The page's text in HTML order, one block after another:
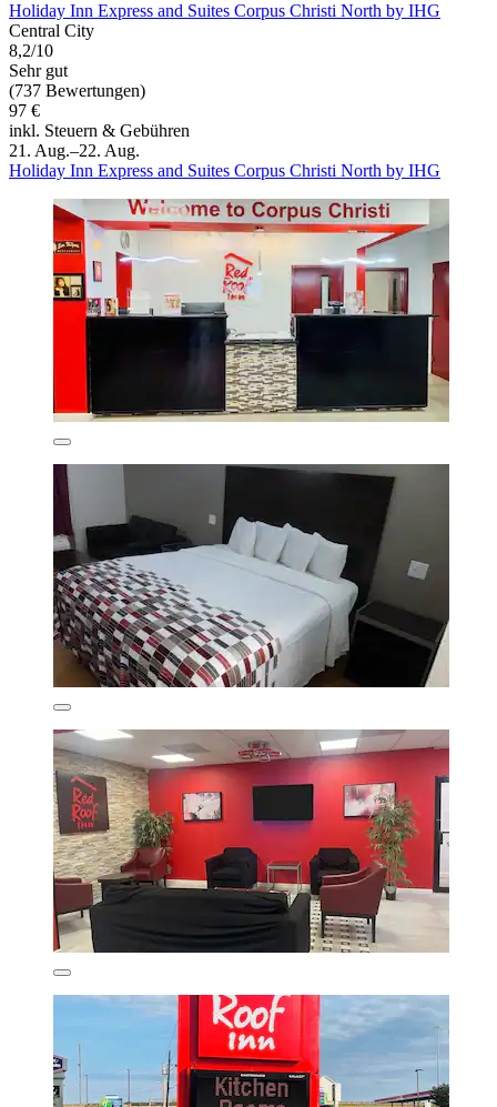
Holiday Inn Express and Suites Corpus Christi North by IHG
Central City
8,2/10
Sehr gut
(737 Bewertungen)
97 €
inkl. Steuern & Gebühren
21. Aug.–22. Aug.
Holiday Inn Express and Suites Corpus Christi North by IHG